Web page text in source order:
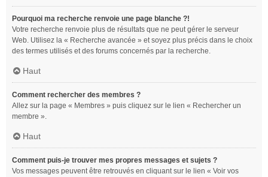
Pourquoi ma recherche renvoie une page blanche ?!
Votre recherche renvoie plus de résultats que ne peut gérer le serveur
Web. Utilisez la « Recherche avancée » et soyez plus précis dans le choix
des termes utilisés et des forums concernés par la recherche.
Haut
Comment rechercher des membres ?
Allez sur la page « Membres » puis cliquez sur le lien « Rechercher un
membre ».
Haut
Comment puis-je trouver mes propres messages et sujets ?
Vos messages peuvent être retrouvés en cliquant sur le lien « Voir vos